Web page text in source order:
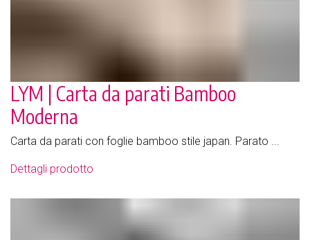
LYM | Carta da parati Bamboo
Moderna
Carta da parati con foglie bamboo stile japan. Parato ...
Dettagli prodotto